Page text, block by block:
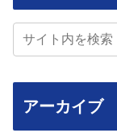
アーカイブ